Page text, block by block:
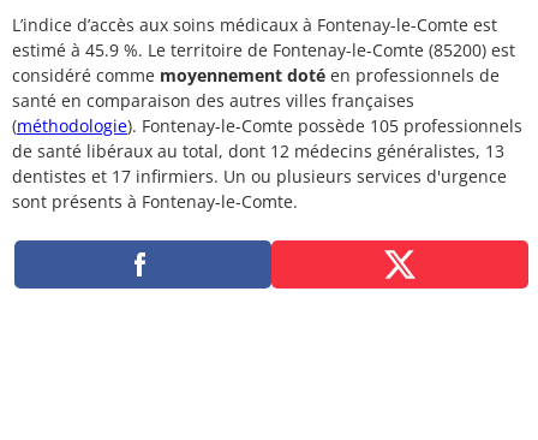
L’indice d’accès aux soins médicaux à Fontenay-le-Comte est
estimé à 45.9 %. Le territoire de Fontenay-le-Comte (85200) est
considéré comme moyennement doté en professionnels de
santé en comparaison des autres villes françaises
(méthodologie). Fontenay-le-Comte possède 105 professionnels
de santé libéraux au total, dont 12 médecins généralistes, 13
dentistes et 17 infirmiers. Un ou plusieurs services d'urgence
sont présents à Fontenay-le-Comte.